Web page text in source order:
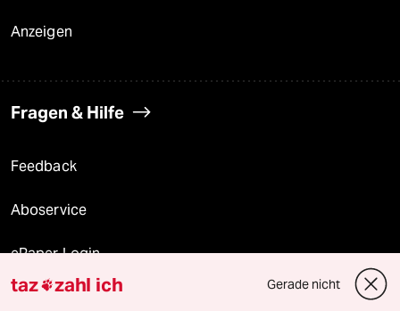
Anzeigen
Fragen & Hilfe
Feedback
Aboservice
ePaper Login
Downloads für Abonnierende
taz zahl ich Gerade nicht